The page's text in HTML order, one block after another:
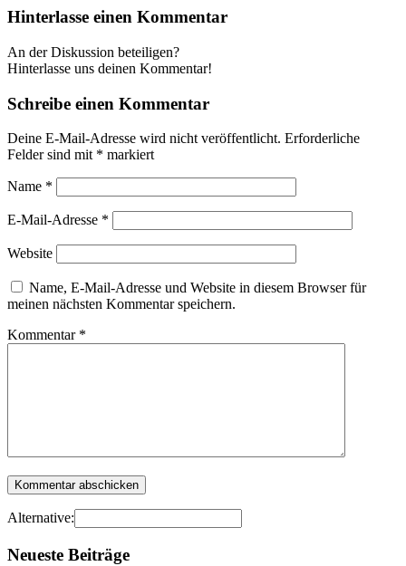
Hinterlasse einen Kommentar
An der Diskussion beteiligen?
Hinterlasse uns deinen Kommentar!
Schreibe einen Kommentar
Deine E-Mail-Adresse wird nicht veröffentlicht. Erforderliche
Felder sind mit * markiert
Name *
E-Mail-Adresse *
Website
Name, E-Mail-Adresse und Website in diesem Browser für
meinen nächsten Kommentar speichern.
Kommentar *
Alternative:
Neueste Beiträge